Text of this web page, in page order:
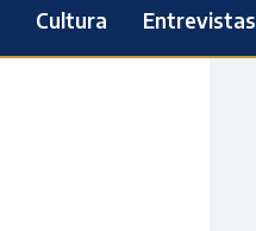
Cultura Entrevistas